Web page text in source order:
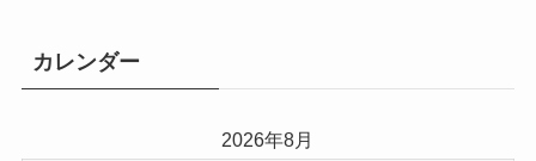
ー
カレンダー
2026年8月